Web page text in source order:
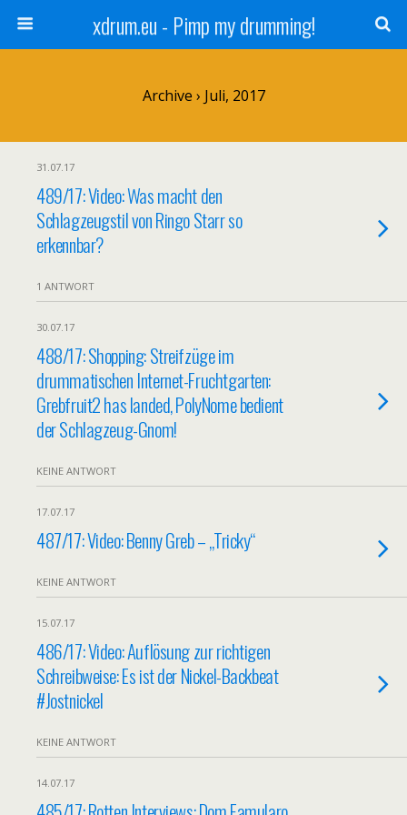
xdrum.eu - Pimp my drumming!
Archive › Juli, 2017
31.07.17
489/17: Video: Was macht den
Schlagzeugstil von Ringo Starr so
erkennbar?
1 ANTWORT
30.07.17
488/17: Shopping: Streifzüge im
drummatischen Internet-Fruchtgarten:
Grebfruit2 has landed, PolyNome bedient
der Schlagzeug-Gnom!
KEINE ANTWORT
17.07.17
487/17: Video: Benny Greb – „Tricky“
KEINE ANTWORT
15.07.17
486/17: Video: Auflösung zur richtigen
Schreibweise: Es ist der Nickel-Backbeat
#Jostnickel
KEINE ANTWORT
14.07.17